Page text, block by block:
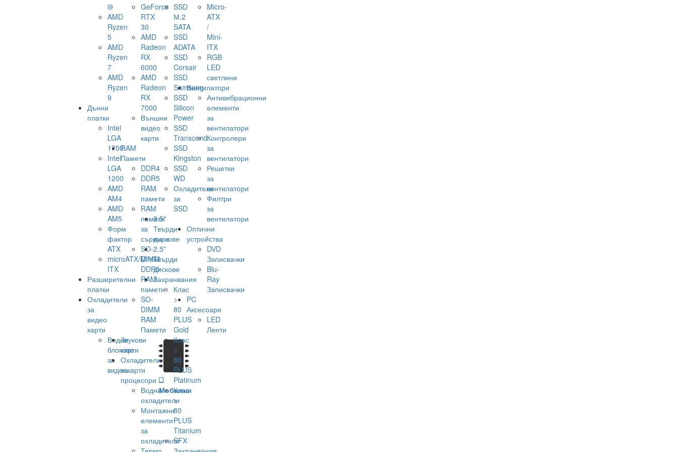
i9
AMD
Ryzen
5
AMD
Ryzen
7
AMD
Ryzen
9
Дънни
платки
Intel
LGA
1700
Intel
LGA
1200
AMD
AM4
AMD
AM5
Форм
фактор
ATX
microATX/Mini-
ITX
Разширителни
платки
Охладители
за
видео
карти
Водни
блокове
за
видеокарти
GeForce
RTX
30
AMD
Radeon
RX
6000
AMD
Radeon
RX
7000
Външни
видео
карти
RAM
Памети
DDR4
DDR5
RAM
памети
RAM
памети
за
сървъри
SO-
DIMM
DDR5
RAM
памети
SO-
DIMM
RAM
Памети
Звукови
карти
Охладители
за
процесори
Водни
охладители
Монтажни
елементи
за
охладители
SSD
М.2
SATA
SSD
ADATA
SSD
Corsair
SSD
Samsung
SSD
Silicon
Power
SSD
Transcend
SSD
Kingston
SSD
WD
Охладители
за
SSD
3.5"
Твърди
дискове
2.5"
Твърди
дискове
Захранвания
Клас
>
80
PLUS
Gold
Клас
>
80
PLUS
Platinum
Клас
>
80
PLUS
Titanium
SFX
Micro-
ATX
/
Mini-
ITX
RGB
LED
светлини
Вентилатори
Антивибрационни
елементи
за
вентилатори
Контролери
за
вентилатори
Решетки
за
вентилатори
Филтри
за
вентилатори
Оптични
устройства
DVD
Записвачки
Blu-
Ray
Записвачки
PC
Аксесоари
LED
Ленти
Мобилни